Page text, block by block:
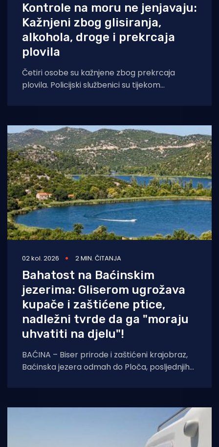
Kontrole na moru ne jenjavaju:
Kažnjeni zbog glisiranja,
alkohola, droge i prekrcaja
plovila
Četiri osobe su kažnjene zbog prekrcaja
plovila. Policijski službenici su tijekom
02 kol. 2026 2 MIN. ČITANJA
Bahatost na Baćinskim
jezerima: Gliserom ugrožava
kupače i zaštićene ptice,
nadležni tvrde da ga "moraju
uhvatiti na djelu"!
BAĆINA – Biser prirode i zaštićeni krajobraz,
Baćinska jezera odmah do Ploča, posljednjih
nezakonitog ponašanja